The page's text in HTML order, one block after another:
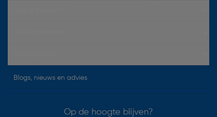
Blogs, nieuws en advies
Op de hoogte blijven?